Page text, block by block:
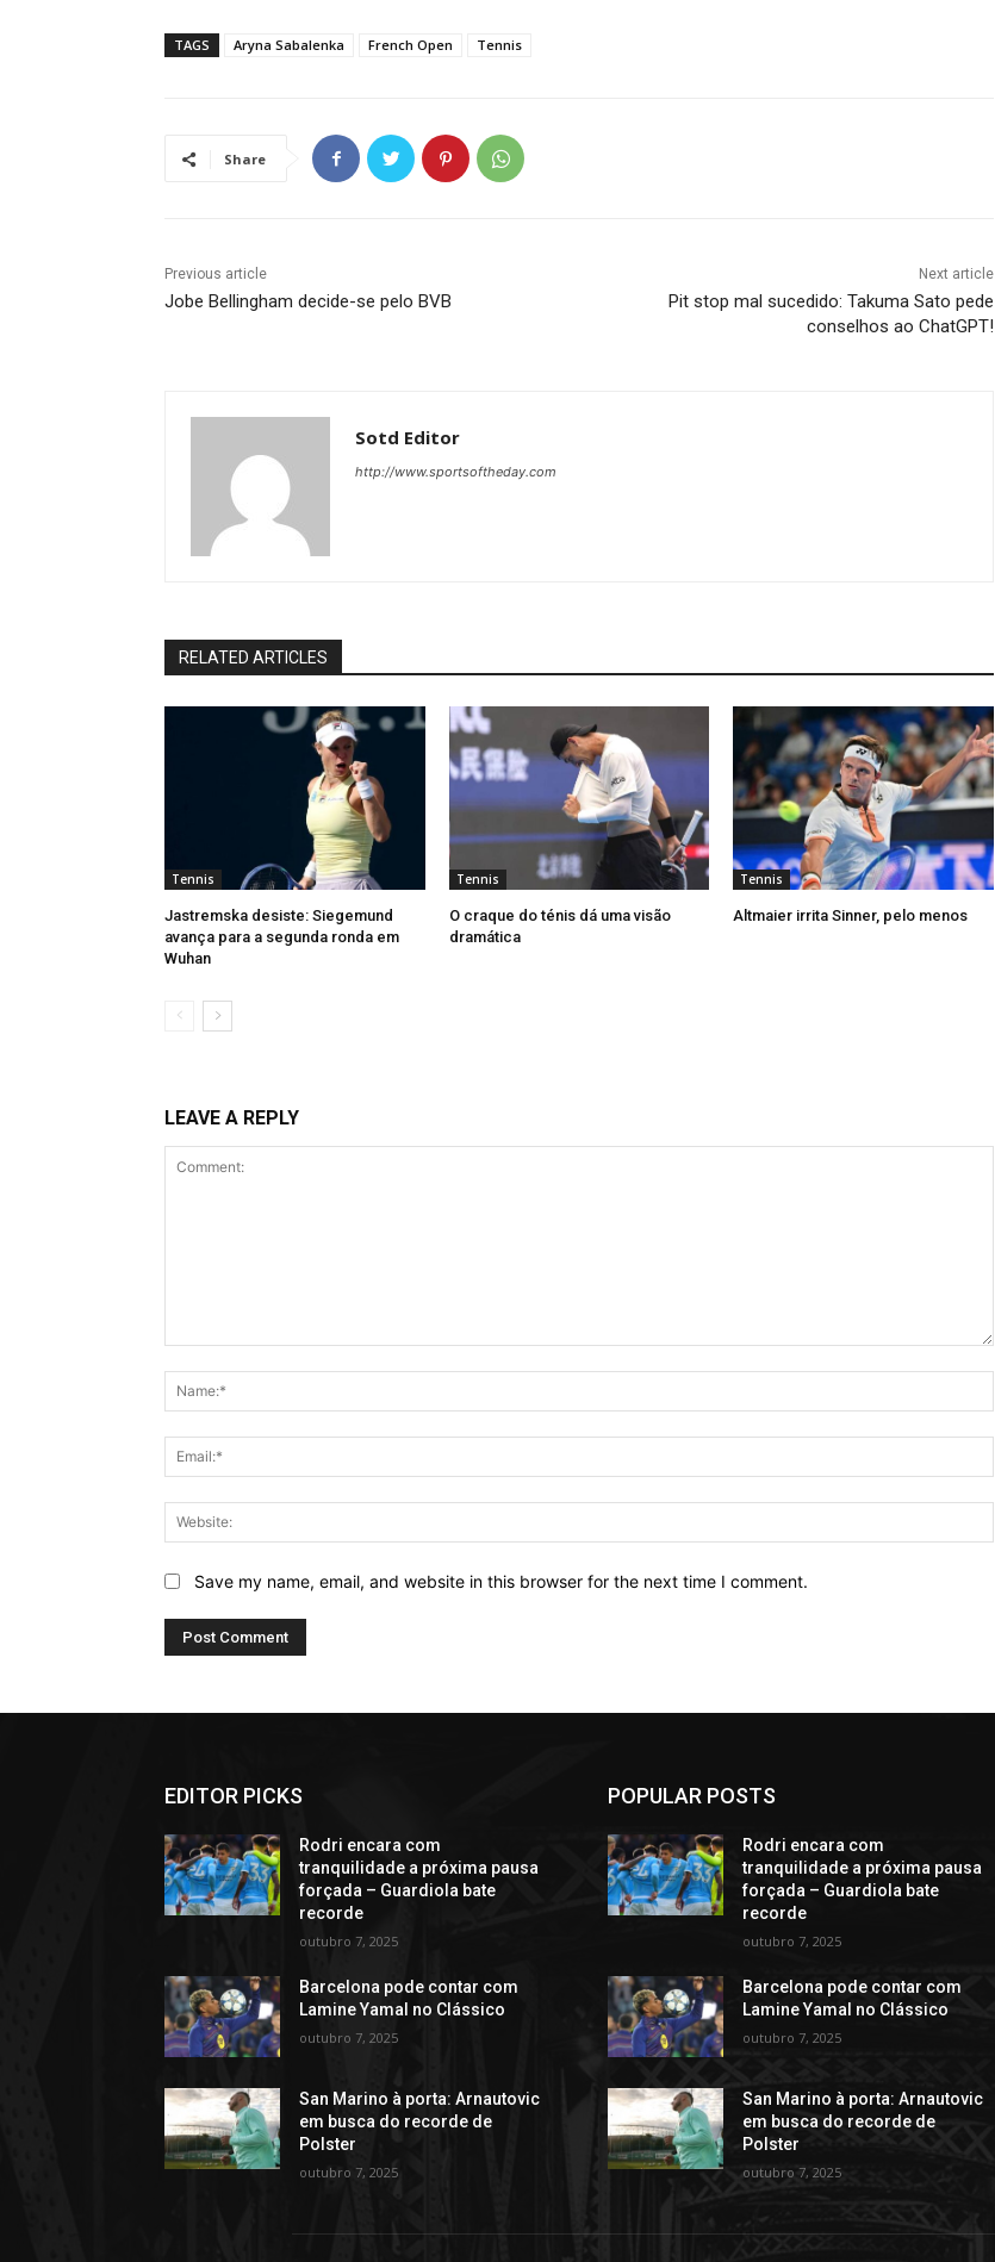
TAGS Aryna Sabalenka French Open Tennis
Share
Previous article
Jobe Bellingham decide-se pelo BVB
Next article
Pit stop mal sucedido: Takuma Sato pede
conselhos ao ChatGPT!
Sotd Editor
http://www.sportsoftheday.com
RELATED ARTICLES
Tennis
Jastremska desiste: Siegemund
avança para a segunda ronda em
Wuhan
Tennis
O craque do ténis dá uma visão
dramática
Tennis
Altmaier irrita Sinner, pelo menos
LEAVE A REPLY
Save my name, email, and website in this browser for the next time I comment.
EDITOR PICKS
Rodri encara com
tranquilidade a próxima pausa
forçada – Guardiola bate
recorde
outubro 7, 2025
Barcelona pode contar com
Lamine Yamal no Clássico
outubro 7, 2025
San Marino à porta: Arnautovic
em busca do recorde de
Polster
outubro 7, 2025
POPULAR POSTS
Rodri encara com
tranquilidade a próxima pausa
forçada – Guardiola bate
recorde
outubro 7, 2025
Barcelona pode contar com
Lamine Yamal no Clássico
outubro 7, 2025
San Marino à porta: Arnautovic
em busca do recorde de
Polster
outubro 7, 2025